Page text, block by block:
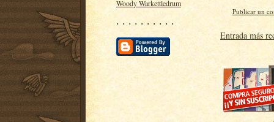
Woody Warkettledrum
· · · · · · · · · ·
Publicar un
Entrada más